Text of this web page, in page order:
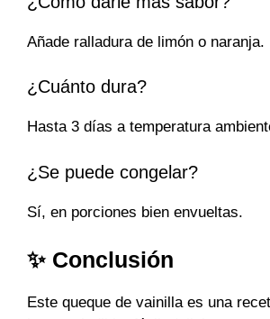
Añade ralladura de limón o naranja.
¿Cuánto dura?
Hasta 3 días a temperatura
¿Se puede congelar?
Sí, en porciones bien envueltas.
✨ Conclusión
Este queque de vainilla es una